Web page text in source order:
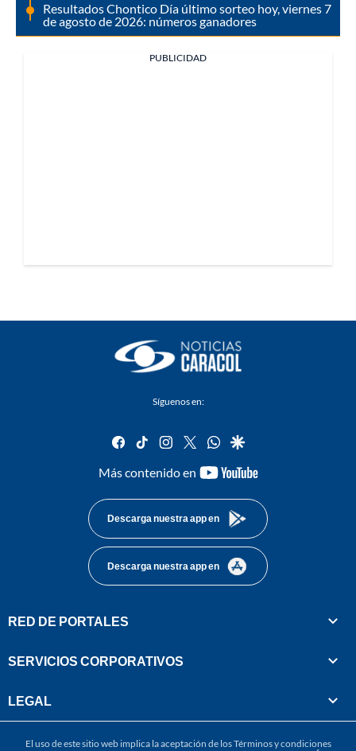
Resultados Chontico Día último sorteo hoy, viernes 7
de agosto de 2026: números ganadores
PUBLICIDAD
Síguenos en:
facebook
tiktok instagram
twitterwhatsapp
google
Más contenido en
youtube-
Descarga nuestra app en
Descarga nuestra app en
RED DE PORTALES
SERVICIOS CORPORATIVOS
LEGAL
El uso de este sitio web implica la aceptación de losTérminos y condiciones